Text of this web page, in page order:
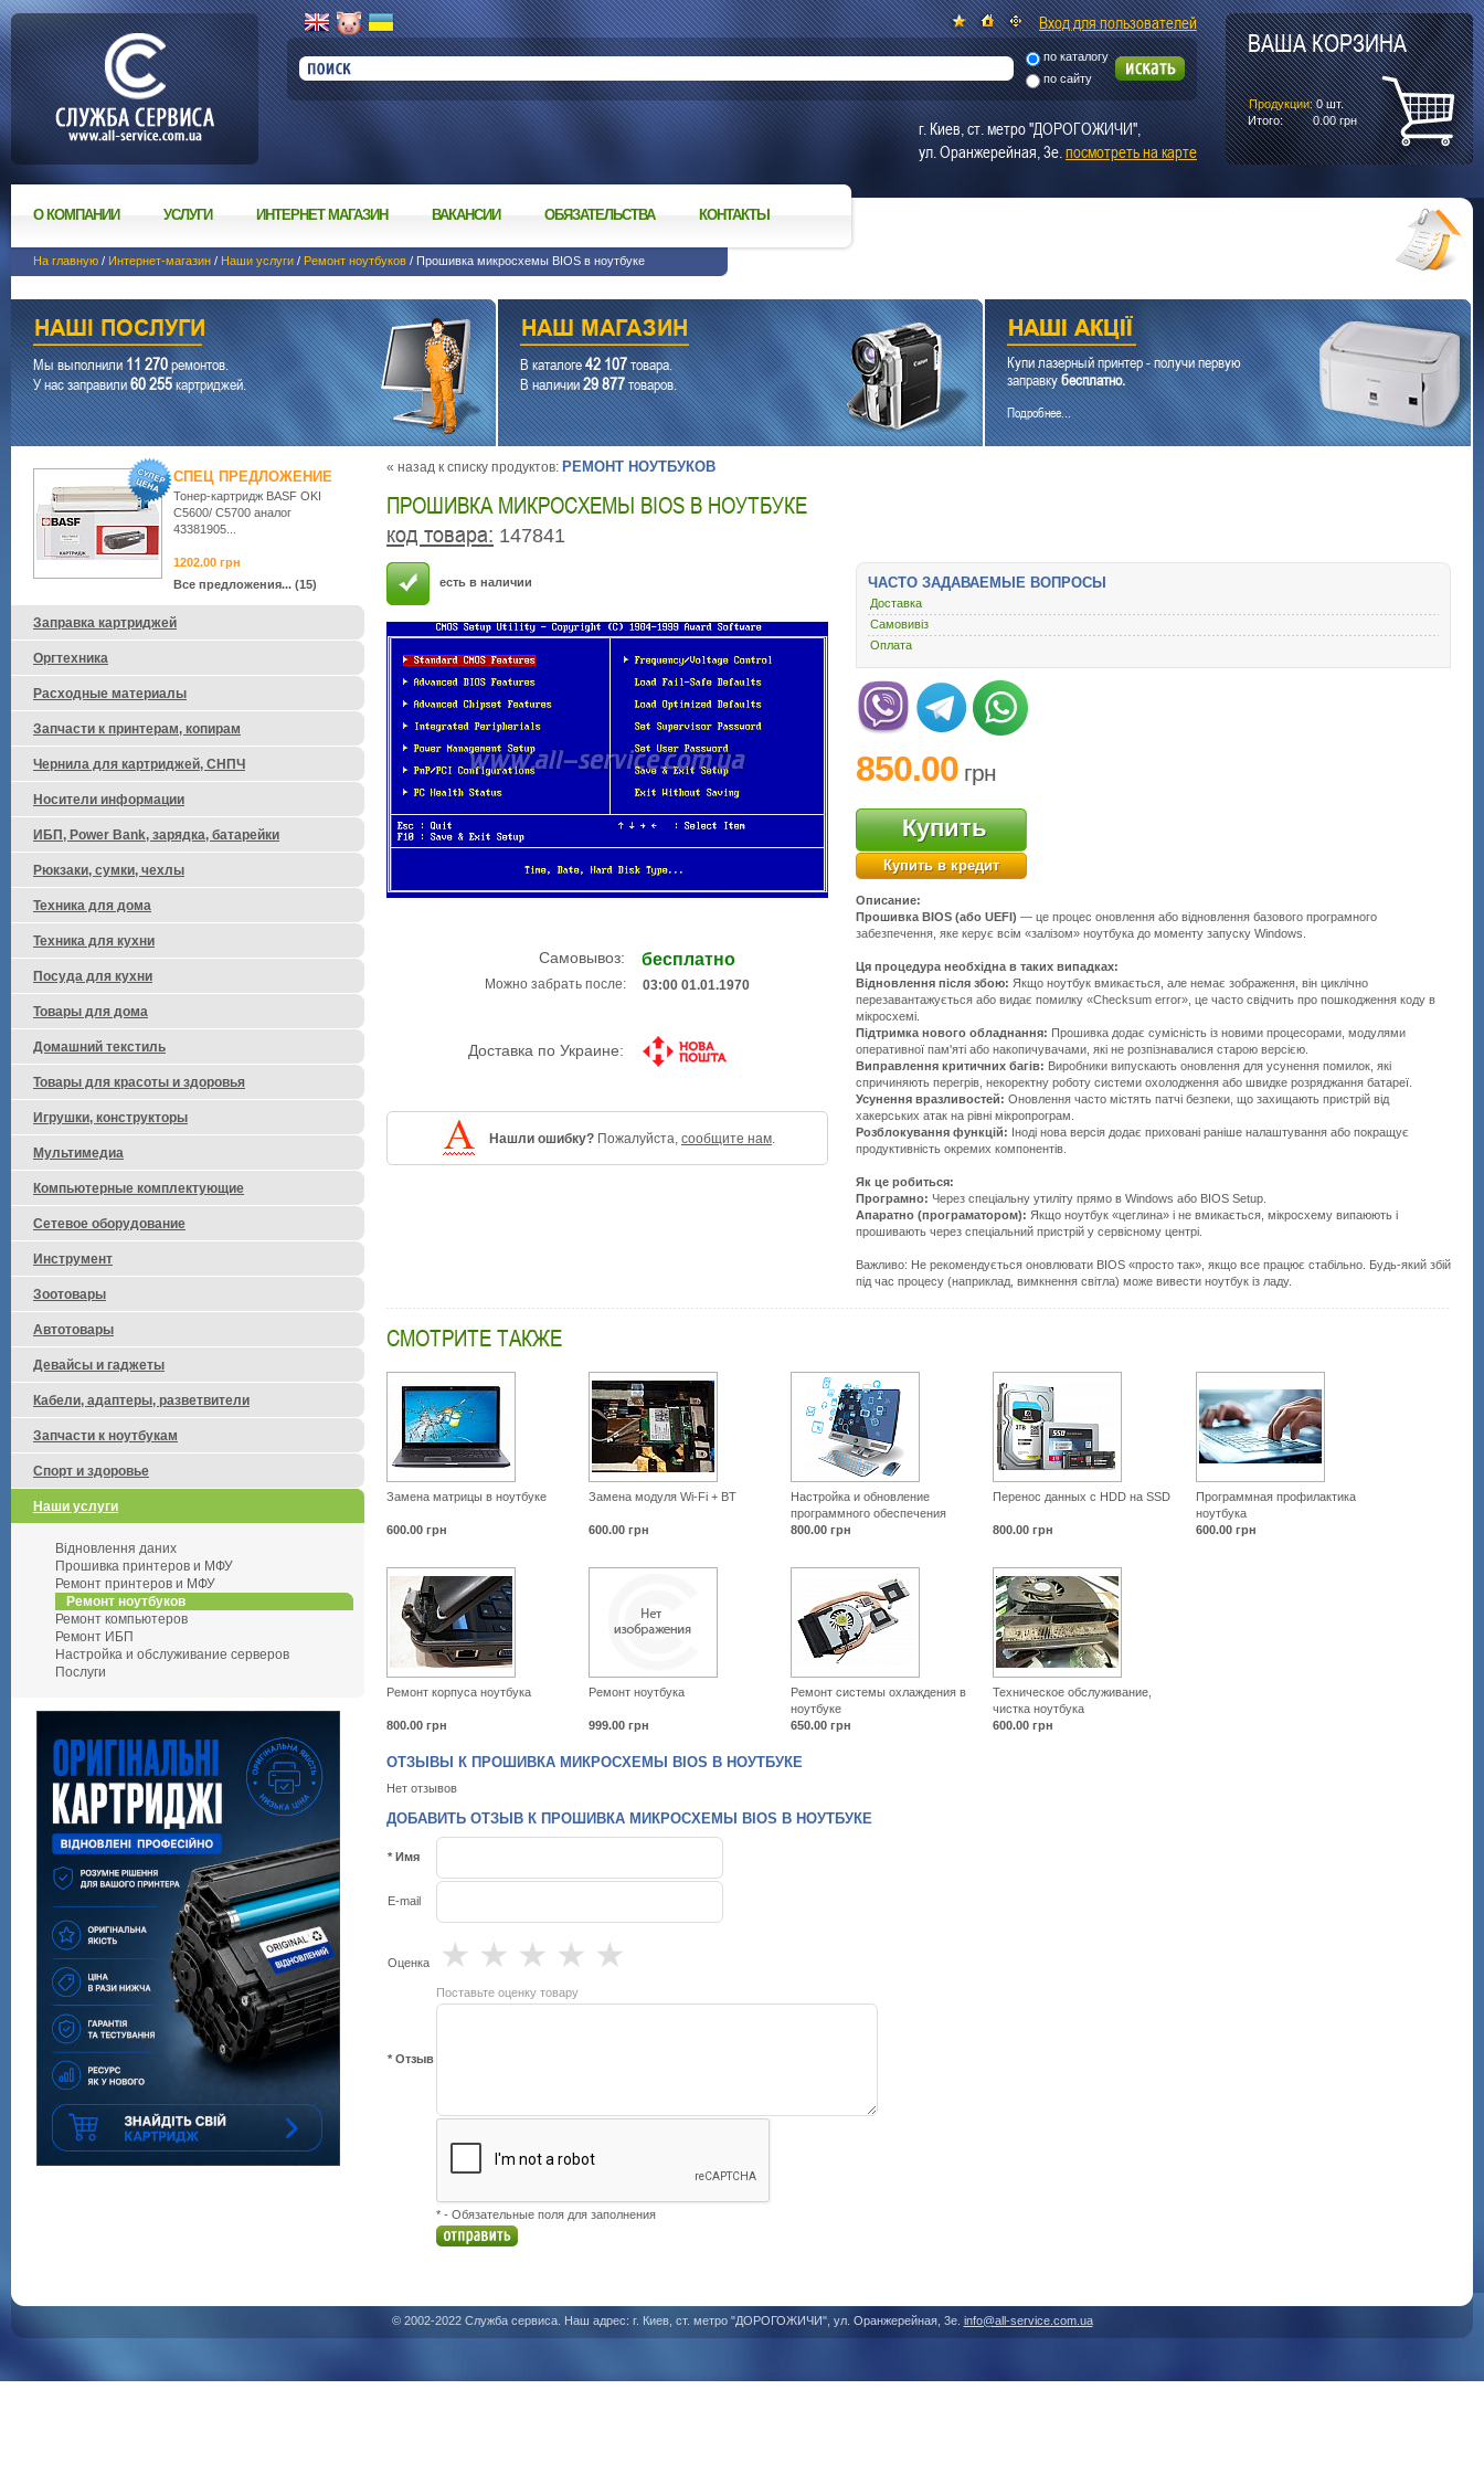
О КОМПАНИИ УСЛУГИ ИНТЕРНЕТ МАГАЗИН ВАКАНСИИ ОБЯЗАТЕЛЬСТВА КОНТАКТЫ
На главную / Интернет-магазин / Наши услуги / Ремонт ноутбуков / Прошивка микросхемы BIOS в ноутбуке
Мы выполнили11 270ремонтов.
У нас заправили60 255картриджей.
В каталоге42 107товара.
В наличии29 877товаров.
Купи лазерный принтер - получи первую
заправкубесплатно.
Подробнее...
« назад к списку продуктов: РЕМОНТ НОУТБУКОВ
ПРОШИВКА МИКРОСХЕМЫ BIOS В НОУТБУКЕ
код товара: 147841
есть в наличии
Самовывоз: бесплатно
Можно забрать после: 03:00 01.01.1970
Доставка по Украине:
Нашли ошибку? Пожалуйста, сообщите нам.
ЧАСТО ЗАДАВАЕМЫЕ ВОПРОСЫ
Доставка
Самовивіз
Оплата
850.00 грн
Купить
Купить в кредит
Описание:
Прошивка BIOS (або UEFI) — це процес оновлення або відновлення базового програмного
забезпечення, яке керує всім «залізом» ноутбука до моменту запуску Windows.
Ця процедура необхідна в таких випадках:
Відновлення після збою: Якщо ноутбук вмикається, але немає зображення, він циклічно
перезавантажується або видає помилку «Checksum error», це часто свідчить про пошкодження коду в
мікросхемі.
Підтримка нового обладнання: Прошивка додає сумісність із новими процесорами, модулями
оперативної пам'яті або накопичувачами, які не розпізнавалися старою версією.
Виправлення критичних багів: Виробники випускають оновлення для усунення помилок, які
спричиняють перегрів, некоректну роботу системи охолодження або швидке розряджання батареї.
Усунення вразливостей: Оновлення часто містять патчі безпеки, що захищають пристрій від
хакерських атак на рівні мікропрограм.
Розблокування функцій: Іноді нова версія додає приховані раніше налаштування або покращує
продуктивність окремих компонентів.
Як це робиться:
Програмно: Через спеціальну утиліту прямо в Windows або BIOS Setup.
Апаратно (програматором): Якщо ноутбук «цеглина» і не вмикається, мікросхему випаюють і
прошивають через спеціальний пристрій у сервісному центрі.
Важливо: Не рекомендується оновлювати BIOS «просто так», якщо все працює стабільно. Будь-який збій
під час процесу (наприклад, вимкнення світла) може вивести ноутбук із ладу.
bios.html
СМОТРИТЕ ТАКЖЕ
Замена матрицы в ноутбуке Замена модуля Wi-Fi + BT
Настройка и обновление
программного обеспечения
Перенос данных c HDD на SSD
Программная профилактика
ноутбука
600.00 грн 600.00 грн 800.00 грн 800.00 грн 600.00 грн
Ремонт корпуса ноутбука Ремонт ноутбука
Ремонт системы охлаждения в
ноутбуке
Техническое обслуживание,
чистка ноутбука
800.00 грн 999.00 грн 650.00 грн 600.00 грн
ОТЗЫВЫ К ПРОШИВКА МИКРОСХЕМЫ BIOS В НОУТБУКЕ
Нет отзывов
ДОБАВИТЬ ОТЗЫВ К ПРОШИВКА МИКРОСХЕМЫ BIOS В НОУТБУКЕ
* Имя
E-mail
Оценка ★
★
★
★
★
Поставьте оценку товару
* Отзыв
* - Обязательные поля для заполнения
СПЕЦ ПРЕДЛОЖЕНИЕ
Тонер-картридж BASF OKI
C5600/ C5700 аналог
43381905...
1202.00 грн
Все предложения... (15)
Заправка картриджей
Оргтехника
Расходные материалы
Запчасти к принтерам, копирам
Чернила для картриджей, СНПЧ
Носители информации
ИБП, Power Bank, зарядка, батарейки
Рюкзаки, сумки, чехлы
Техника для дома
Техника для кухни
Посуда для кухни
Товары для дома
Домашний текстиль
Товары для красоты и здоровья
Игрушки, конструкторы
Мультимедиа
Компьютерные комплектующие
Сетевое оборудование
Инструмент
Зоотовары
Автотовары
Девайсы и гаджеты
Кабели, адаптеры, разветвители
Запчасти к ноутбукам
Спорт и здоровье
Наши услуги
Відновлення даних
Прошивка принтеров и МФУ
Ремонт принтеров и МФУ
Ремонт ноутбуков
Ремонт компьютеров
Ремонт ИБП
Настройка и обслуживание серверов
Послуги
© 2002-2022 Служба сервиса. Наш адрес: г. Киев, ст. метро "ДОРОГОЖИЧИ", ул. Оранжерейная, 3е. info@all-service.com.ua
ВАША КОРЗИНА
Продукции: 0шт.
Итого:
0.00 грн
Вход для пользователей
по каталогу
по сайту
г. Киев, ст. метро "ДОРОГОЖИЧИ",
ул. Оранжерейная, 3е.посмотреть на карте